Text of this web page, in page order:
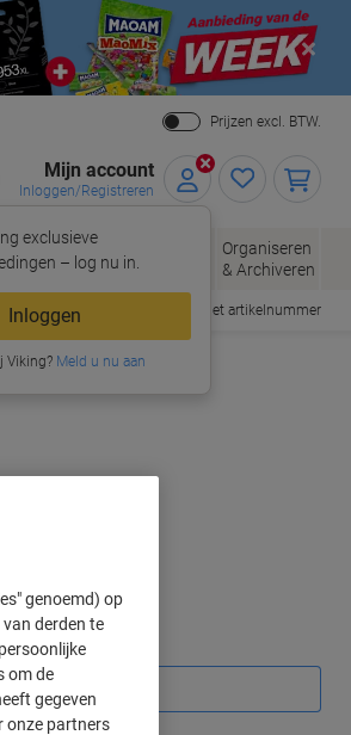
Close
Prijzen excl. BTW.
Mijn account
Inloggen/Registreren
exclusieve
– log nu in.
Inloggen
Viking?Meld u nu aan
Kantoorartikelen
Organiseren
& Archiveren
Snel bestellen met artikelnummer
genoemd) op
derden te
om de
gegeven
onze partners